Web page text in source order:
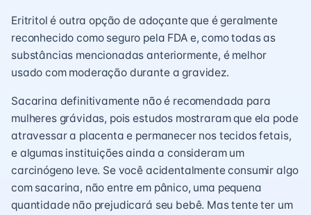
Eritritol é outra opção de adoçante que é geralmente
reconhecido como seguro pela FDA e, como todas as
substâncias mencionadas anteriormente, é melhor
usado com moderação durante a gravidez.
Sacarina definitivamente não é recomendada para
mulheres grávidas, pois estudos mostraram que ela pode
atravessar a placenta e permanecer nos tecidos fetais,
e algumas instituições ainda a consideram um
carcinógeno leve. Se você acidentalmente consumir algo
com sacarina, não entre em pânico, uma pequena
quantidade não prejudicará seu bebê. Mas tente ter um